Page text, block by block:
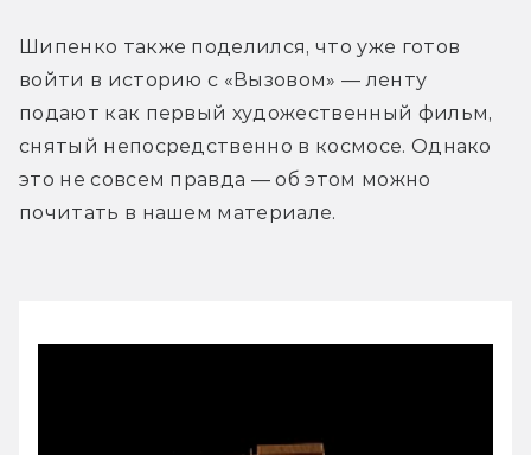
Шипенко также поделился, что уже готов
войти в историю с «Вызовом» — ленту
подают как первый художественный фильм,
снятый непосредственно в космосе. Однако
это не совсем правда — об этом можно
почитать в нашем материале.